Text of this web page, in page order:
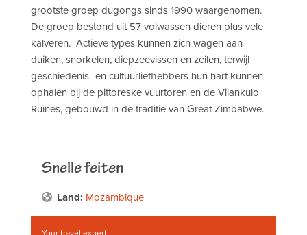
grootste groep dugongs sinds 1990 waargenomen.
De groep bestond uit 57 volwassen dieren plus vele
kalveren. Actieve types kunnen zich wagen aan
duiken, snorkelen, diepzeevissen en zeilen, terwijl
geschiedenis- en cultuurliefhebbers hun hart kunnen
ophalen bij de pittoreske vuurtoren en de Vilankulo
Ruïnes, gebouwd in de traditie van Great Zimbabwe.
Snelle feiten
Land: Mozambique